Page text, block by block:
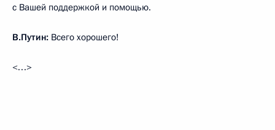
с Вашей поддержкой и помощью.
В.Путин: Всего хорошего!
<…>